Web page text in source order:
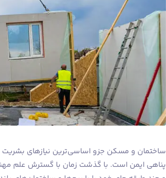
ساختمان و مسکن جزو اساسی‌ترین نیازهای
پناهی ایمن است. با گذشت زمان با گسترش علم